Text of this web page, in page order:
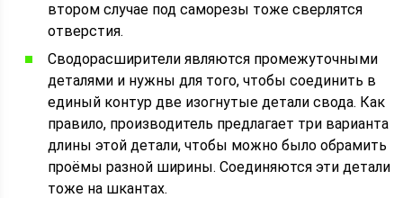
втором случае под саморезы тоже сверлятся
отверстия.
Сводорасширители являются промежуточными
деталями и нужны для того, чтобы соединить в
единый контур две изогнутые детали свода. Как
правило, производитель предлагает три варианта
длины этой детали, чтобы можно было обрамить
проёмы разной ширины. Соединяются эти детали
тоже на шкантах.